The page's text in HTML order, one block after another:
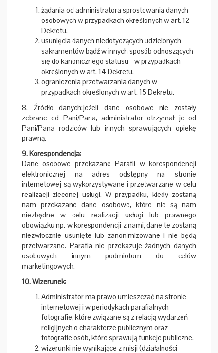
żądania od administratora sprostowania danych
osobowych w przypadkach określonych w art. 12
Dekretu,
usunięcia danych niedotyczących udzielonych
sakramentów bądź w innych sposób odnoszących
się do kanonicznego statusu - w przypadkach
określonych w art. 14 Dekretu,
ograniczenia przetwarzania danych w
przypadkach określonych w art. 15 Dekretu.
8. Źródło danych:jeżeli dane osobowe nie zostały
zebrane od Pani/Pana, administrator otrzymał je od
Pani/Pana rodziców lub innych sprawujących opiekę
prawną.
9. Korespondencja:
Dane osobowe przekazane Parafii w korespondencji
elektronicznej na adres odstępny na stronie
internetowej są wykorzystywane i przetwarzane w celu
realizacji zleconej usługi. W przypadku, kiedy zostaną
nam przekazane dane osobowe, które nie są nam
niezbędne w celu realizacji usługi lub prawnego
obowiązku np. w korespondencji z nami, dane te zostaną
niezwłocznie usunięte lub zanonimizowane i nie będą
przetwarzane. Parafia nie przekazuje żadnych danych
osobowych innym podmiotom do celów
marketingowych.
10. Wizerunek:
Administrator ma prawo umieszczać na stronie
internetowej i w periodykach parafialnych
fotografie, które związane są z relacją wydarzeń
religijnych o charakterze publicznym oraz
fotografie osób, które sprawują funkcje publiczne,
wizerunki nie wynikające z misji (działalności